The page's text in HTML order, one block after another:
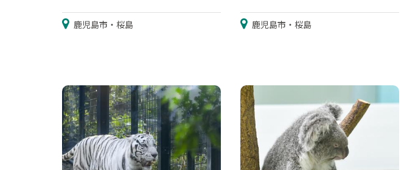
鹿児島市・桜島 鹿児島市・桜島